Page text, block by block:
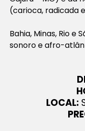
(carioca, radicada
Bahia, Minas, Rio e
sonoro e afro-
LOCAL: